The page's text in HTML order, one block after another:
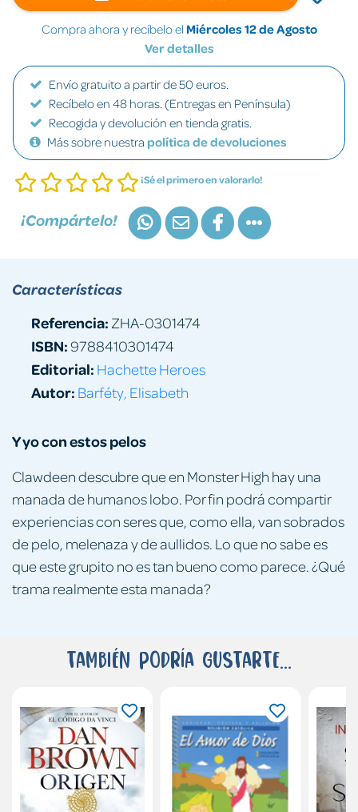
Compra ahora y recíbelo el Miércoles 12 de Agosto
Ver detalles
Envío gratuito a partir de 50 euros.
Recíbelo en 48 horas. (Entregas en Península)
Recogida y devolución en tienda gratis.
Más sobre nuestra política de devoluciones
¡Sé el primero en valorarlo!
¡Compártelo!
Y yo con estos pelos
Clawdeen descubre que en Monster High hay una
manada de humanos lobo. Por fin podrá compartir
experiencias con seres que, como ella, van sobrados
de pelo, melenaza y de aullidos. Lo que no sabe es
que este grupito no es tan bueno como parece. ¿Qué
trama realmente esta manada?
Características
Referencia: ZHA-0301474
ISBN:9788410301474
Editorial: Hachette Heroes
Autor: Barféty, Elisabeth
También podría gustarte...